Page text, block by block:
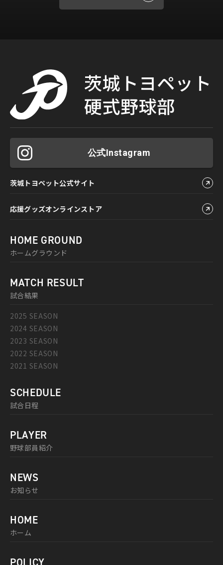
公式Instagram
茨城トヨペット公式サイト
応援グッズオンラインストア
HOME GROUND
ホームグラウンド
MATCH RESULT
試合結果
2025 SEASON
2024 SEASON
2023 SEASON
2022 SEASON
2021 SEASON
SCHEDULE
試合日程
PLAYER
野球部員紹介
NEWS
お知らせ
HOME
ホーム